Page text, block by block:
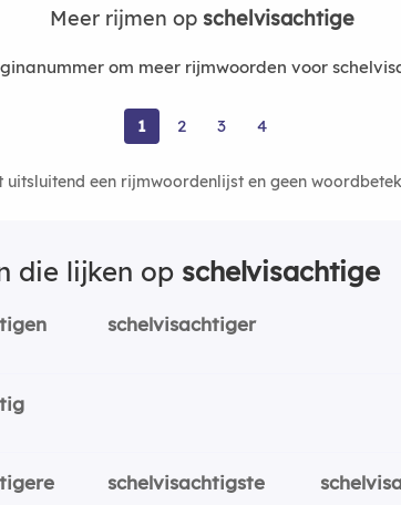
Meer rijmen op schelvisachtige
om meer rijmwoorden voor
1 2 3 4
uitsluitend een rijmwoordenlijst en geen
die lijken op schelvisachtige
schelvisachtiger
schelvisachtigste